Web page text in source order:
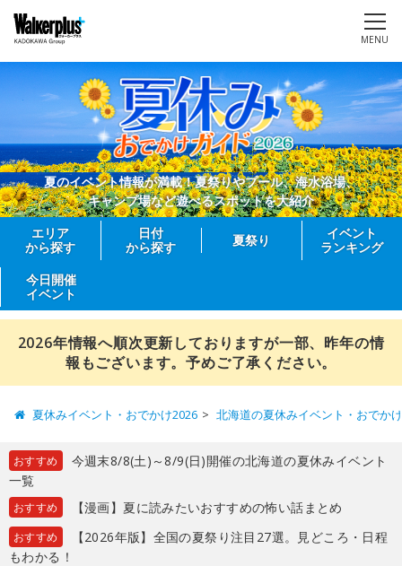
MENU
夏のイベント情報が満載！夏祭りやプール、海水浴場、
キャンプ場など遊べるスポットを大紹介
エリア
から探す
日付
から探す
夏祭り
イベント
ランキング
今日開催
イベント
2026年情報へ順次更新しておりますが一部、昨年の情
報もございます。予めご了承ください。
夏休みイベント・おでかけ2026 北海道の夏休みイベント・おでか
おすすめ
今週末8/8(土)～8/9(日)開催の北海道の夏休みイベント
一覧
おすすめ 【漫画】夏に読みたいおすすめの怖い話まとめ
おすすめ
【2026年版】全国の夏祭り注目27選。見どころ・日程
もわかる！